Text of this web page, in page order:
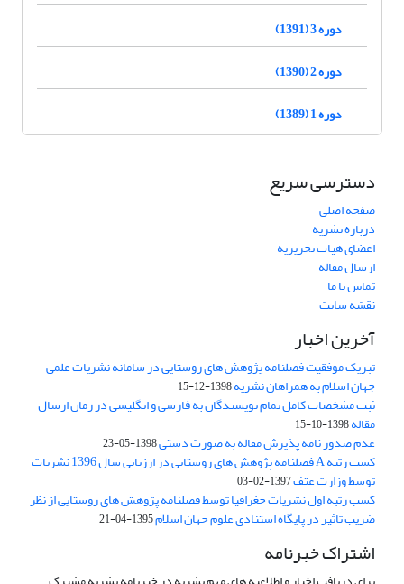
دوره 3 (1391)
دوره 2 (1390)
دوره 1 (1389)
دسترسی سریع
صفحه اصلی
درباره نشریه
اعضای هیات تحریریه
ارسال مقاله
تماس با ما
نقشه سایت
آخرین اخبار
تبریک موفقیت فصلنامه پژوهش های روستایی در سامانه نشریات علمی
جهان اسلام به همراهان نشریه1398-12-15
ثبت مشخصات کامل تمام نویسندگان به فارسی و انگلیسی در زمان ارسال
مقاله1398-10-15
عدم صدور نامه پذیرش مقاله به صورت دستی1398-05-23
کسب رتبه A فصلنامه پژوهش های روستایی در ارزیابی سال 1396 نشریات
توسط وزارت عتف1397-02-03
کسب رتبه اول نشریات جغرافیا توسط فصلنامه پژوهش های روستایی از نظر
ضریب تاثیر در پایگاه استنادی علوم جهان اسلام1395-04-21
اشتراک خبرنامه